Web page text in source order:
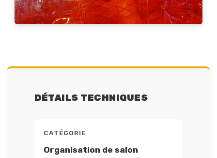
DÉTAILS TECHNIQUES
CATÉGORIE
Organisation de salon